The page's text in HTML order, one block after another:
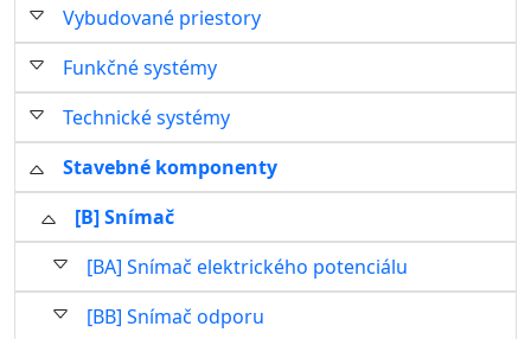
Vybudované priestory
Funkčné systémy
Technické systémy
Stavebné komponenty
[B] Snímač
[BA] Snímač elektrického potenciálu
[BB] Snímač odporu